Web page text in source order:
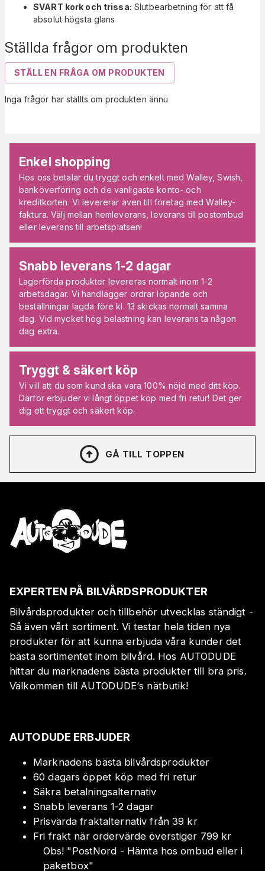
Ställda frågor om produkten
STÄLL EN FRÅGA OM PRODUKTEN
Inga frågor har ställts om produkten ännu
SVART kork och trissa: Slutbearbetning för att få
absolut högsta glans
Enkel shopping
Hos oss betalar du tryggt och enkelt med Walley, Swish,
banköverföring och de vanligaste konto- och
kreditkorten. Vi levererar även till företag med Walley-
faktura. Välj mellan hemleverans, leverans till postombud
eller leverans till arbetsplatsen!
Snabb leverans 1-2 dagar
Lagerförda produkter levereras normalt inom 1-2
arbetsdagar. Vi handlägger ordrar löpande och
beställningar lagda före kl. 13 skickas normalt samma
dag. Vid mycket hög belastning kan leverans ta någon
dag extra.
Tryggt & säkert köp
Vi vill att du som kund ska vara 100% nöjd med ditt köp.
Därför erbjuder vi långt öppet köp med fri retur! Det ger
dig ett tryggt och säkert köp.
GÅ TILL TOPPEN
EXPERTEN PÅ BILVÅRDSPRODUKTER
Bilvårdsprodukter och tillbehör utvecklas ständigt -
Så även vårt sortiment. Vi testar hela tiden nya
produkter för att kunna erbjuda våra kunder det
bästa sortimentet inom bilvård. Hos AUTODUDE
hittar du marknadens bästa produkter till bra pris.
Välkommen till AUTODUDE‘s nätbutik!
AUTODUDE ERBJUDER
Marknadens bästa bilvårdsprodukter
60 dagars öppet köp med fri retur
Säkra betalningsalternativ
Snabb leverans 1-2 dagar
Prisvärda fraktalternativ från 39 kr
Fri frakt när ordervärde överstiger 799 kr
Obs! "PostNord - Hämta hos ombud eller i
paketbox"